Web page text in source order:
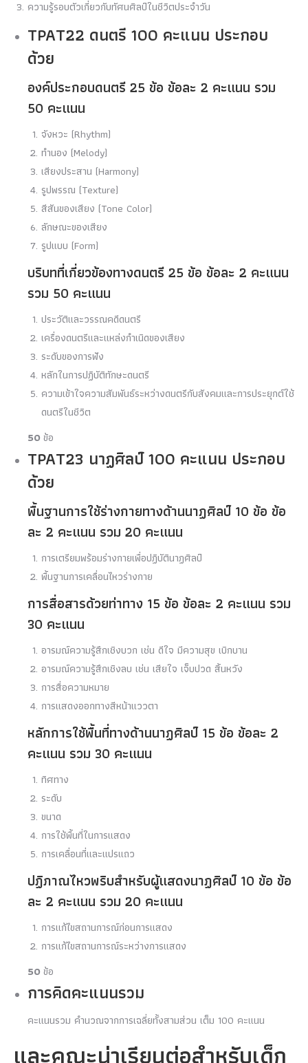
ความรู้รอบตัวเกี่ยวกับทัศนศิลป์ในชีวิตประจําวัน
TPAT22 ดนตรี 100 คะแนน ประกอบ
ด้วย
องค์ประกอบดนตรี 25 ข้อ ข้อละ 2 คะแนน รวม
50 คะแนน
จังหวะ (Rhythm)
ทํานอง (Melody)
เสียงประสาน (Harmony)
รูปพรรณ (Texture)
สีสันของเสียง (Tone Color)
ลักษณะของเสียง
รูปแบบ (Form)
บริบทที่เกี่ยวข้องทางดนตรี 25 ข้อ ข้อละ 2 คะแนน
รวม 50 คะแนน
ประวัติและวรรณคดีดนตรี
เครื่องดนตรีและแหล่งกําเนิดของเสียง
ระดับของการฟัง
หลักในการปฏิบัติทักษะดนตรี
ความเข้าใจความสัมพันธ์ระหว่างดนตรีกับสังคมและการประยุกต์ใช้
ดนตรีในชีวิต
50 ข้อ
TPAT23 นาฏศิลป์ 100 คะแนน ประกอบ
ด้วย
พื้นฐานการใช้ร่างกายทางด้านนาฏศิลป์ 10 ข้อ ข้อ
ละ 2 คะแนน รวม 20 คะแนน
การเตรียมพร้อมร่างกายเพื่อปฏิบัตินาฏศิลป์
พื้นฐานการเคลื่อนไหวร่างกาย
การสื่อสารด้วยท่าทาง 15 ข้อ ข้อละ 2 คะแนน รวม
30 คะแนน
อารมณ์ความรู้สึกเชิงบวก เช่น ดีใจ มีความสุข เบิกบาน
อารมณ์ความรู้สึกเชิงลบ เช่น เสียใจ เจ็บปวด สิ้นหวัง
การสื่อความหมาย
การแสดงออกทางสีหน้าแววตา
หลักการใช้พื้นที่ทางด้านนาฏศิลป์ 15 ข้อ ข้อละ 2
คะแนน รวม 30 คะแนน
ทิศทาง
ระดับ
ขนาด
การใช้พื้นที่ในการแสดง
การเคลื่อนที่และแปรแถว
ปฏิภาณไหวพริบสําหรับผู้แสดงนาฏศิลป์ 10 ข้อ ข้อ
ละ 2 คะแนน รวม 20 คะแนน
การแก้ไขสถานการณ์ก่อนการแสดง
การแก้ไขสถานการณ์ระหว่างการแสดง
50 ข้อ
การคิดคะแนนรวม
คะแนนรวม คำนวณจากการเฉลี่ยทั้งสามส่วน เต็ม 100 คะแนน
และคณะน่าเรียนต่อสำหรับเด็ก